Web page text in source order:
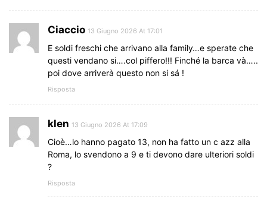
Ciaccio 13 Giugno 2026 At 17:01
E soldi freschi che arrivano alla family…e sperate che
questi vendano si….col piffero!!! Finché la barca và…..
poi dove arriverà questo non si sá !
Risposta
klen 13 Giugno 2026 At 17:09
Cioè…lo hanno pagato 13, non ha fatto un c azz alla
Roma, lo svendono a 9 e ti devono dare ulteriori soldi
?
Risposta